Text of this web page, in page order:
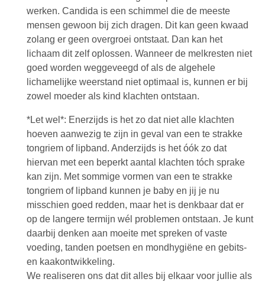
werken. Candida is een schimmel die de meeste
mensen gewoon bij zich dragen. Dit kan geen kwaad
zolang er geen overgroei ontstaat. Dan kan het
lichaam dit zelf oplossen. Wanneer de melkresten niet
goed worden weggeveegd of als de algehele
lichamelijke weerstand niet optimaal is, kunnen er bij
zowel moeder als kind klachten ontstaan.
*Let wel*: Enerzijds is het zo dat niet alle klachten
hoeven aanwezig te zijn in geval van een te strakke
tongriem of lipband. Anderzijds is het óók zo dat
hiervan met een beperkt aantal klachten tóch sprake
kan zijn. Met sommige vormen van een te strakke
tongriem of lipband kunnen je baby en jij je nu
misschien goed redden, maar het is denkbaar dat er
op de langere termijn wél problemen ontstaan. Je kunt
daarbij denken aan moeite met spreken of vaste
voeding, tanden poetsen en mondhygiëne en gebits-
en kaakontwikkeling.
We realiseren ons dat dit alles bij elkaar voor jullie als